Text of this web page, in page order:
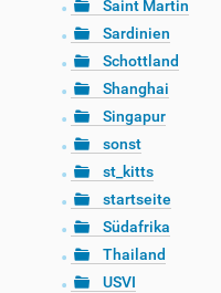
Saint Martin
Sardinien
Schottland
Shanghai
Singapur
sonst
st_kitts
startseite
Südafrika
Thailand
USVI